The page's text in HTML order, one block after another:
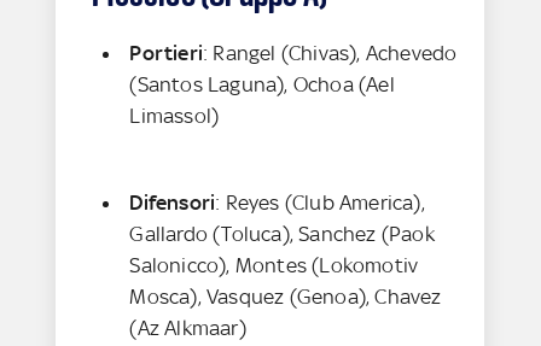
Portieri: Rangel (Chivas), Achevedo
(Santos Laguna), Ochoa (Ael
Limassol)
Difensori: Reyes (Club America),
Gallardo (Toluca), Sanchez (Paok
Salonicco), Montes (Lokomotiv
Mosca), Vasquez (Genoa), Chavez
(Az Alkmaar)